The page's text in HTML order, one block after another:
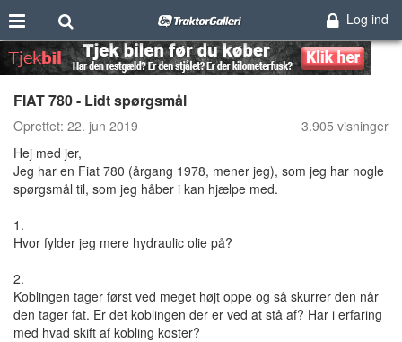
Log ind
FIAT 780 - Lidt spørgsmål
Oprettet: 22. jun 2019
3.905 visninger
Hej med jer,
Jeg har en Fiat 780 (årgang 1978, mener jeg), som jeg har nogle
spørgsmål til, som jeg håber i kan hjælpe med.
1.
Hvor fylder jeg mere hydraulic olie på?
2.
Koblingen tager først ved meget højt oppe og så skurrer den når
den tager fat. Er det koblingen der er ved at stå af? Har i erfaring
med hvad skift af kobling koster?